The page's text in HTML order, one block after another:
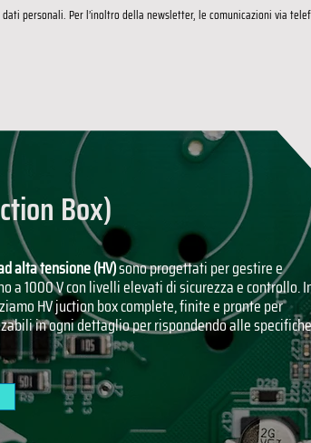
personali. Per l’inoltro della newsletter, le comunicazioni via
Box)
alta tensione (HV)sono progettati per gestire e
a 1000 V con livelli elevati di sicurezza e controllo.
HV juction box complete, finite e pronte per
in ogni dettaglio per rispondendo alle specifiche